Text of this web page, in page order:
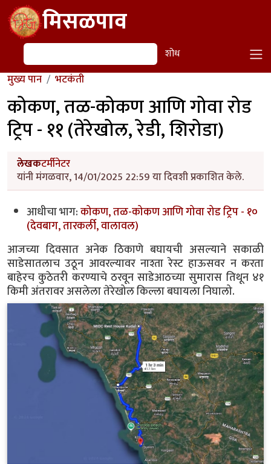
Skip to main contentमिसळपाव
शोध शोध
मुख्य पान भटकंती
कोकण, तळ-कोकण आणि गोवा रोड
ट्रिप - ११ (तेरेखोल, रेडी, शिरोडा)
लेखकटर्मीनेटर
यांनी मंगळवार, 14/01/2025 22:59 या दिवशी प्रकाशित केले.
आधीचा भाग:कोकण, तळ-कोकण आणि गोवा रोड ट्रिप - १०
(देवबाग, तारकर्ली, वालावल)
आजच्या दिवसात अनेक ठिकाणे बघायची असल्याने सकाळी
साडेसातलाच उठून आवरल्यावर नाश्ता रेस्ट हाऊसवर न करता
बाहेरच कुठेतरी करण्याचे ठरवून साडेआठच्या सुमारास तिथून ४१
किमी अंतरावर असलेला तेरेखोल किल्ला बघायला निघालो.